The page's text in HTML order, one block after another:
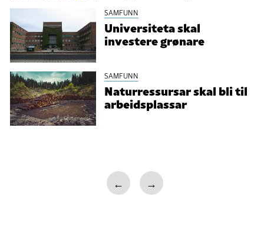
SAMFUNN
Universiteta skal
investere grønare
SAMFUNN
Naturressursar skal bli til
arbeidsplassar
← →